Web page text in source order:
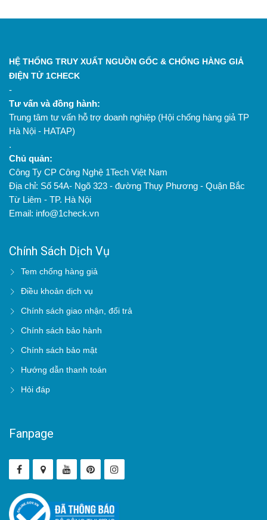
HỆ THỐNG TRUY XUẤT NGUỒN GỐC & CHỐNG HÀNG GIẢ
ĐIỆN TỬ 1CHECK
-
Tư vấn và đồng hành:
Trung tâm tư vấn hỗ trợ doanh nghiệp (Hội chống hàng giả TP
Hà Nội - HATAP)
.
Chủ quản:
Công Ty CP Công Nghệ 1Tech Việt Nam
Địa chỉ: Số 54A- Ngõ 323 - đường Thụy Phương - Quận Bắc
Từ Liêm - TP. Hà Nội
Email: info@1check.vn
Chính Sách Dịch Vụ
Tem chống hàng giả
Điều khoản dịch vụ
Chính sách giao nhận, đổi trả
Chính sách bảo hành
Chính sách bảo mật
Hướng dẫn thanh toán
Hỏi đáp
Fanpage